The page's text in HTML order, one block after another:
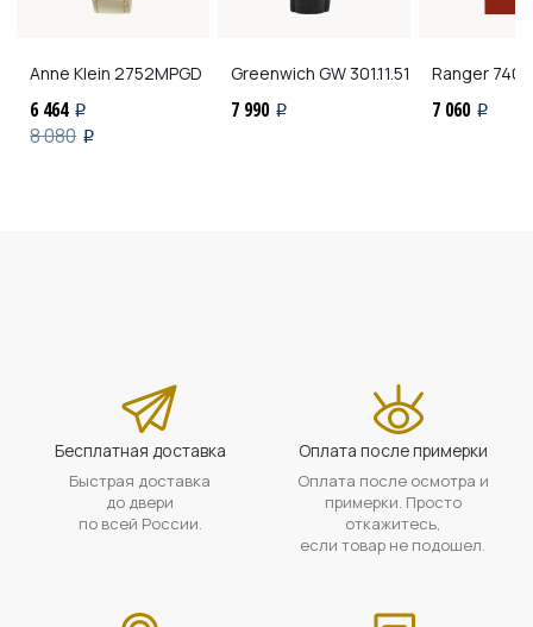
Anne Klein 2752MPGD
6 464 i
8 080 i
Greenwich GW 301.11.51
7 990 i
Ranger
7 060 i
Бесплатная доставка
Быстрая доставка
до двери
по всей России.
Оплата после примерки
Оплата после осмотра и
примерки. Просто
откажитесь,
если товар не подошел.